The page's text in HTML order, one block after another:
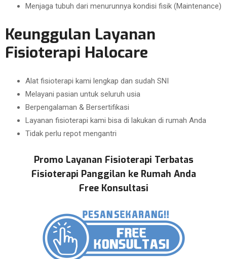
Menjaga tubuh dari menurunnya kondisi fisik (Maintenance)
Keunggulan Layanan
Fisioterapi Halocare
Alat fisioterapi kami lengkap dan sudah SNI
Melayani pasian untuk seluruh usia
Berpengalaman & Bersertifikasi
Layanan fisioterapi kami bisa di lakukan di rumah Anda
Tidak perlu repot mengantri
Promo Layanan Fisioterapi Terbatas
Fisioterapi Panggilan ke Rumah Anda
Free Konsultasi